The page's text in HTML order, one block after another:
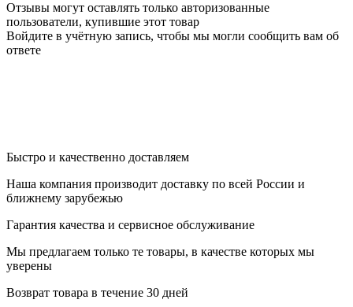
Отзывы могут оставлять только авторизованные
пользователи, купившие этот товар
Войдите в учётную запись, чтобы мы могли сообщить вам об
ответе
Быстро и качественно доставляем
Наша компания производит доставку по всей России и
ближнему зарубежью
Гарантия качества и сервисное обслуживание
Мы предлагаем только те товары, в качестве которых мы
уверены
Возврат товара в течение 30 дней